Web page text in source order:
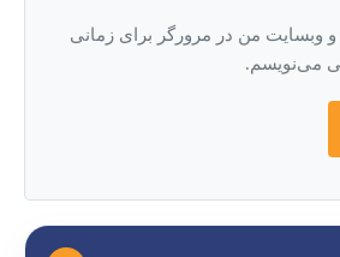
و وبسایت من در مرورگر برای زمانی
می‌نویسم.